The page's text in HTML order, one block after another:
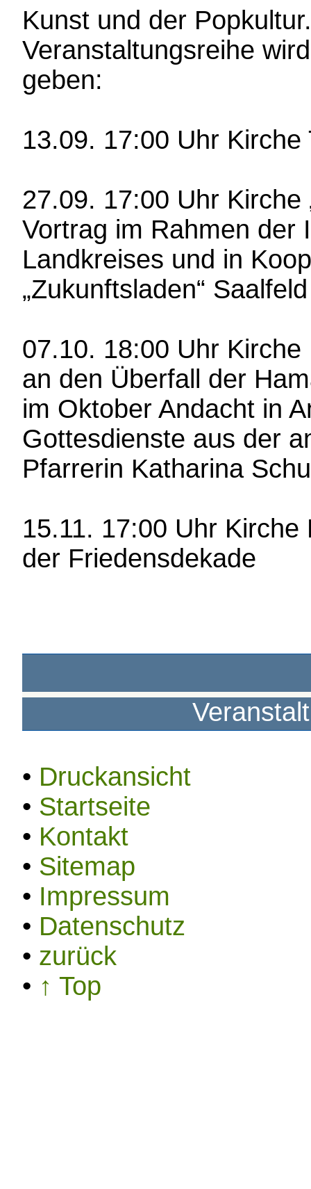
Kunst und der
Veranstaltungsreihe
geben:
13.09. 17:00 Uhr Kirche
27.09. 17:00 Uhr Kirche
Vortrag im Rahmen der
Landkreises und in
„Zukunftsladen“ Saalfeld
07.10. 18:00 Uhr
an den Überfall der
im Oktober Andacht in
Gottesdienste aus der
Pfarrerin Katharina
15.11. 17:00 Uhr
der Friedensdekade
• Druckansicht
• Startseite
• Kontakt
• Sitemap
• Impressum
• Datenschutz
• zurück
• ↑ Top